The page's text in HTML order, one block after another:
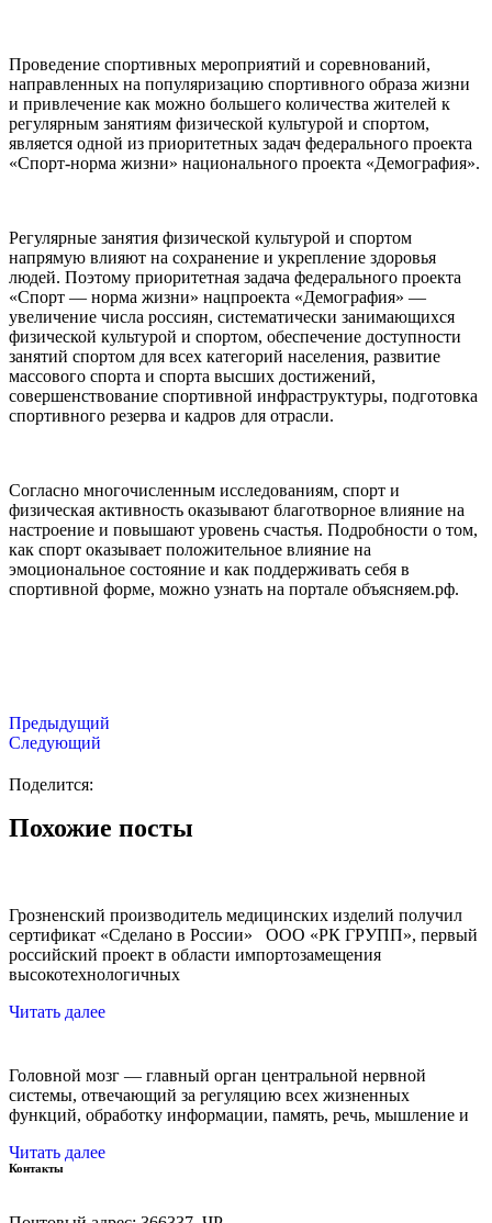
Проведение спортивных мероприятий и соревнований,
направленных на популяризацию спортивного образа жизни
и привлечение как можно большего количества жителей к
регулярным занятиям физической культурой и спортом,
является одной из приоритетных задач федерального проекта
«Спорт-норма жизни» национального проекта «Демография».
Регулярные занятия физической культурой и спортом
напрямую влияют на сохранение и укрепление здоровья
людей. Поэтому приоритетная задача федерального проекта
«Спорт — норма жизни» нацпроекта «Демография» —
увеличение числа россиян, систематически занимающихся
физической культурой и спортом, обеспечение доступности
занятий спортом для всех категорий населения, развитие
массового спорта и спорта высших достижений,
совершенствование спортивной инфраструктуры, подготовка
спортивного резерва и кадров для отрасли.
Согласно многочисленным исследованиям, спорт и
физическая активность оказывают благотворное влияние на
настроение и повышают уровень счастья. Подробности о том,
как спорт оказывает положительное влияние на
эмоциональное состояние и как поддерживать себя в
спортивной форме, можно узнать на портале объясняем.рф.
Предыдущий
Следующий
Поделится:
Похожие посты
Грозненский производитель медицинских изделий получил
сертификат «Сделано в России» ООО «РК ГРУПП», первый
российский проект в области импортозамещения
высокотехнологичных
Читать далее
Головной мозг — главный орган центральной нервной
системы, отвечающий за регуляцию всех жизненных
функций, обработку информации, память, речь, мышление и
Читать далее
Контакты